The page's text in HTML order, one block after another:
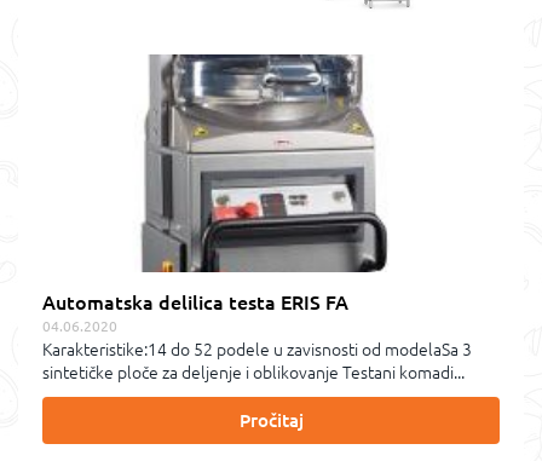
Automatska delilica testa ERIS FA
04.06.2020
Karakteristike:14 do 52 podele u zavisnosti od modelaSa 3
sintetičke ploče za deljenje i oblikovanje Testani komadi...
Pročitaj